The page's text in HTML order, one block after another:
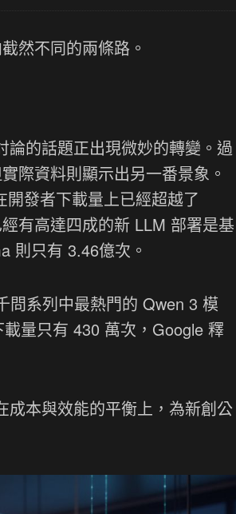
然不同的兩條路。
的話題正出現微妙的轉變。過
際資料則顯示出另一番景象。
發者下載量上已經超越了
有高達四成的新 LLM 部署是基
則只有 3.46億次。
問系列中最熱門的 Qwen 3 模
量只有 430 萬次，Google 釋
本與效能的平衡上，為新創公